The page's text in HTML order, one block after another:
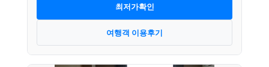
최저가확인
여행객 이용후기